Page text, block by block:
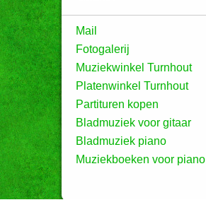
Mail
Fotogalerij
Muziekwinkel Turnhout
Platenwinkel Turnhout
Partituren kopen
Bladmuziek voor gitaar
Bladmuziek piano
Muziekboeken voor piano